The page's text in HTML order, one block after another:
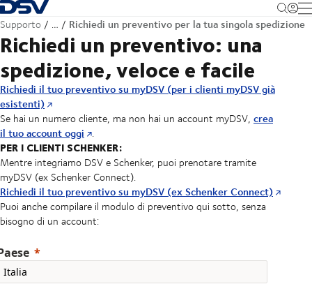
Torna alla pagina iniziale
Supporto … Richiedi un preventivo per la tua singola spedizione
Richiedi un preventivo: una
spedizione, veloce e facile
Richiedi il tuo preventivo su myDSV (per i clienti myDSV già
esistenti)
Se hai un numero cliente, ma non hai un account myDSV, crea
il tuo account oggi
.
PER I CLIENTI SCHENKER:
Mentre integriamo DSV e Schenker, puoi prenotare tramite
myDSV (ex Schenker Connect).
Richiedi il tuo preventivo su myDSV (ex Schenker Connect)
Puoi anche compilare il modulo di preventivo qui sotto, senza
bisogno di un account: